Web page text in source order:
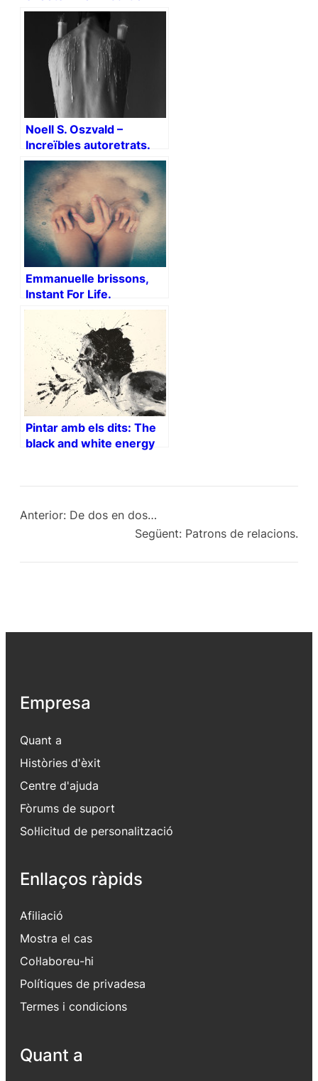
Bresson
Noell S. Oszvald –
Increïbles autoretrats.
Emmanuelle brissons,
Instant For Life.
Pintar amb els dits: The
black and white energy
Anterior: De dos en dos…
Següent: Patrons de relacions.
Empresa
Quant a
Històries d'èxit
Centre d'ajuda
Fòrums de suport
Sol·licitud de personalització
Enllaços ràpids
Afiliació
Mostra el cas
Col·laboreu-hi
Polítiques de privadesa
Termes i condicions
Quant a